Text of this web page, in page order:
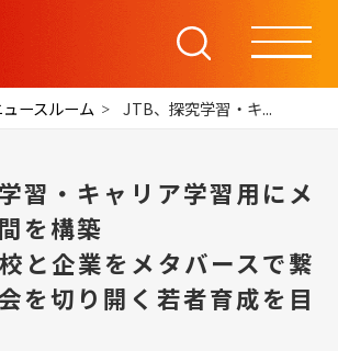
ュースルーム JTB、探究学習・キ...
習・キャリア学習用にメ
を構築
と企業をメタバースで繋
を切り開く若者育成を目